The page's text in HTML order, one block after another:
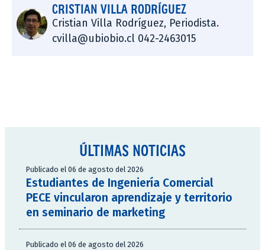
CRISTIAN VILLA RODRÍGUEZ
Cristian Villa Rodríguez, Periodista.
cvilla@ubiobio.cl 042-2463015
ÚLTIMAS NOTICIAS
Publicado el 06 de agosto del 2026
Estudiantes de Ingeniería Comercial
PECE vincularon aprendizaje y territorio
en seminario de marketing
Publicado el 06 de agosto del 2026